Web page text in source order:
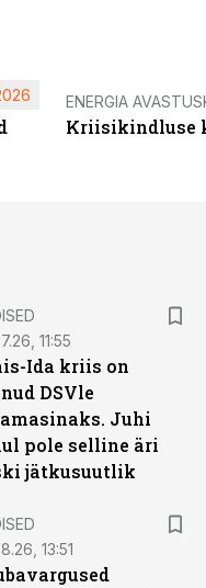
ENERGIA
Kriisikindluse
11:55
Ida kriis on
DSVle
Juhi
pole selline äri
jätkusuutlik
13:51